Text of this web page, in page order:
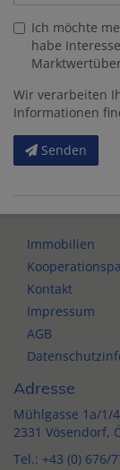
Ich möchte
habe
Wir verarbeiten
Informationen
Senden
Immobilien
Kontakt
Impressum
AGB
Adresse
Mühlgasse 1a/1/4
2331 Vösendorf,
Tel.: +43 (0) 676/